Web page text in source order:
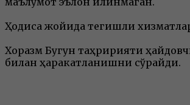
Ҳодиса жойида тегишли
Хоразм Бугун таҳририяти
билан ҳаракатланишни сўрайди.